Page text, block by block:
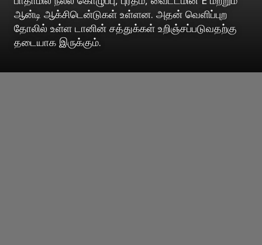
ஆன்டி ஆக்சிடென்டுகள் உள்ளன. அதன் வெளிப்புற
தோலில் உள்ள டானின் சத்துக்கள் உறிஞ்சப்படுவதற்கு
தடையாக இருக்கும்.